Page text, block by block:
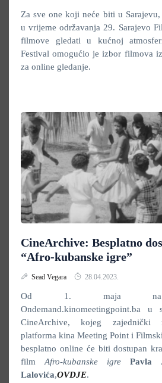
Za sve one koji neće biti u
u vrijeme održavanja 29. Sarajevo
filmove gledati u kućnoj
Festival omogućio je izbor filmova
za online gledanje.
CineArchive: Besplatno
“Afro-kubanske igre”
Sead Vegara 28.04.2023.
Od 1. maja na
Ondemand.kinomeetingpoint.ba u
CineArchive, kojeg zajednički
platforma kina Meeting Point i
besplatno online će biti dostupan
film Afro-kubanske igre Pavla
Lalovića,OVDJE.